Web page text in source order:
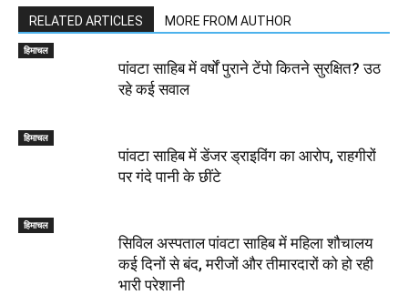
RELATED ARTICLES MORE FROM AUTHOR
हिमाचल
पांवटा साहिब में वर्षों पुराने टेंपो कितने सुरक्षित? उठ
रहे कई सवाल
हिमाचल
पांवटा साहिब में डेंजर ड्राइविंग का आरोप, राहगीरों
पर गंदे पानी के छींटे
हिमाचल
सिविल अस्पताल पांवटा साहिब में महिला शौचालय
कई दिनों से बंद, मरीजों और तीमारदारों को हो रही
भारी परेशानी